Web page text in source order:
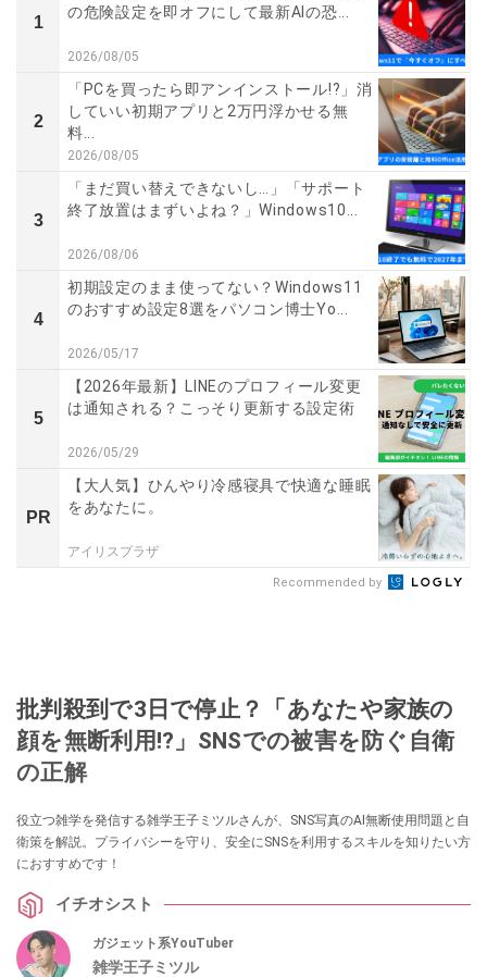
1
の危険設定を即オフにして最新AIの恐...
2026/08/05
2
「PCを買ったら即アンインストール!?」消
していい初期アプリと2万円浮かせる無
料...
2026/08/05
3
「まだ買い替えできないし…」「サポート
終了放置はまずいよね？」Windows10...
2026/08/06
4
初期設定のまま使ってない？Windows11
のおすすめ設定8選をパソコン博士Yo...
2026/05/17
5
【2026年最新】LINEのプロフィール変更
は通知される？こっそり更新する設定術
2026/05/29
PR
【大人気】ひんやり冷感寝具で快適な睡眠
をあなたに。
アイリスプラザ
Recommended by
批判殺到で3日で停止？「あなたや家族の
顔を無断利用!?」SNSでの被害を防ぐ自衛
の正解
役立つ雑学を発信する雑学王子ミツルさんが、SNS写真のAI無断使用問題と自
衛策を解説。プライバシーを守り、安全にSNSを利用するスキルを知りたい方
におすすめです！
イチオシスト
ガジェット系YouTuber
雑学王子ミツル